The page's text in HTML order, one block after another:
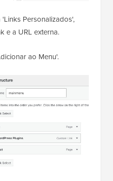
Personalizados',
e a URL externa.
ao Menu'.